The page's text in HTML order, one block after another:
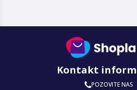
Kontakt
POZOVITE NAS